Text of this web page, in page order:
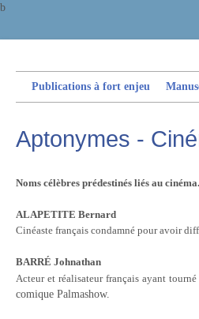
b
Publications à fort enjeu
Aptonymes -
Noms célèbres prédestinés liés au cinéma.
ALAPETITE Bernard
Cinéaste français condamné pour avoir
BARRÉ Johnathan
Acteur et réalisateur français ayant
comique Palmashow.